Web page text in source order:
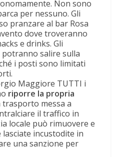
Non sono
per nessuno. Gli
pranzare al bar Rosa
dove troveranno
e drinks. Gli
salire sulla
i posti sono limitati
Maggiore TUTTI i
riporre la propria
trasporto messa a
il traffico in
locale può rimuovere e
incustodite in
una sanzione per